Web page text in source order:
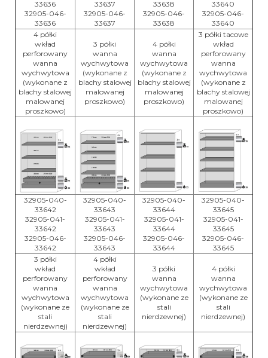
33636
32905-046-
33636
33637
32905-046-
33637
33638
32905-046-
33638
33640
32905-046-
33640
4 półki
wkład
perforowany
wanna
wychwytowa
(wykonane z
blachy stalowej
malowanej
proszkowo)
3 półki
wanna
wychwytowa
(wykonane z
blachy stalowej
malowanej
proszkowo)
4 półki
wanna
wychwytowa
(wykonane z
blachy stalowej
malowanej
proszkowo)
3 półki tacowe
wkład
perforowany
wanna
wychwytowa
(wykonane z
blachy stalowej
malowanej
proszkowo)
32905-040-
33642
32905-041-
33642
32905-046-
33642
32905-040-
33643
32905-041-
33643
32905-046-
33643
32905-040-
33644
32905-041-
33644
32905-046-
33644
32905-040-
33645
32905-041-
33645
32905-046-
33645
3 półki
wkład
perforowany
wanna
wychwytowa
(wykonane ze
stali
nierdzewnej)
4 półki
wkład
perforowany
wanna
wychwytowa
(wykonane ze
stali
nierdzewnej)
3 półki
wanna
wychwytowa
(wykonane ze
stali
nierdzewnej)
4 półki
wanna
wychwytowa
(wykonane ze
stali
nierdzewnej)